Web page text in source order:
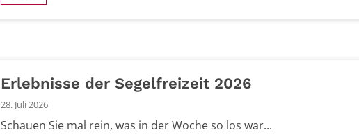
Erlebnisse der Segelfreizeit 2026
28. Juli 2026
Schauen Sie mal rein, was in der Woche so los war...